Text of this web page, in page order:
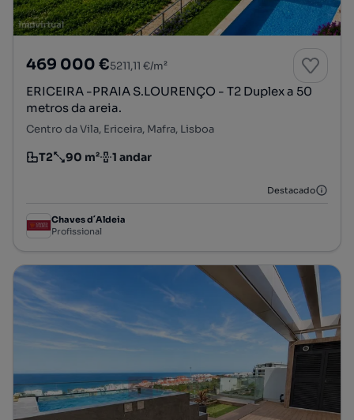
469 000 €5211,11 €/m²
ERICEIRA -PRAIA S.LOURENÇO - T2 Duplex a 50
metros da areia.
Centro da Vila, Ericeira, Mafra, Lisboa
Tipologia
T2
Preço por metro quadrado
90 m²
Andar 1 andar
Destacado
Chaves d´Aldeia
Profissional